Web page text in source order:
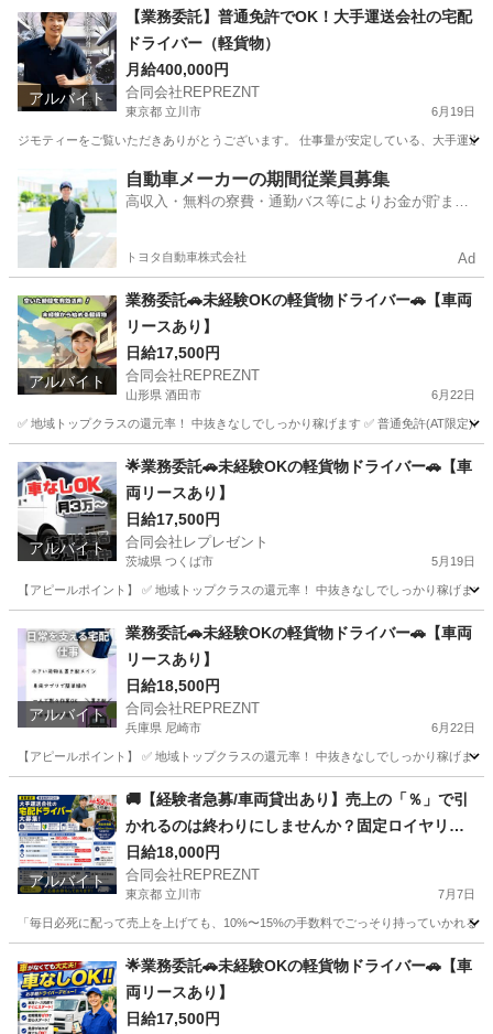
物流 荷物
アルバイト
【業務委託】普通免許でOK！大手運送会社の宅配
ドライバー（軽貨物）
月給400,000円
合同会社REPREZNT
東京都 立川市 6月19日
ジモティーをご覧いただきありがとうございます。 仕事量が安定している、大手運
物流 貨物
自動車メーカーの期間従業員募集
高収入・無料の寮費・通勤バス等によりお金が貯まり
トヨタ自動車株式会社 Ad
アルバイト
業務委託🚗未経験OKの軽貨物ドライバー🚗【車両
リースあり】
日給17,500円
合同会社REPREZNT
山形県 酒田市 6月22日
✅ 地域トップクラスの還元率！ 中抜きなしでしっかり稼げます ✅ 普通免許(AT限定)1
物流 荷物
アルバイト
🌟業務委託🚗未経験OKの軽貨物ドライバー🚗【車
両リースあり】
日給17,500円
合同会社レプレゼント
茨城県 つくば市 5月19日
【アピールポイント】 ✅ 地域トップクラスの還元率！ 中抜きなしでしっかり稼げま
物流 荷物
アルバイト
業務委託🚗未経験OKの軽貨物ドライバー🚗【車両
リースあり】
日給18,500円
合同会社REPREZNT
兵庫県 尼崎市 6月22日
【アピールポイント】 ✅ 地域トップクラスの還元率！ 中抜きなしでしっかり稼げま
物流 荷物
アルバイト
🚚【経験者急募/車両貸出あり】売上の「％」で引
かれるのは終わりにしませんか？固定ロイヤリテ
ィ1日1000円で手取りを最大化！🔥
日給18,000円
合同会社REPREZNT
東京都 立川市 7月7日
「毎日必死に配って売上を上げても、10%〜15%の手数料でごっそり持っていかれ
物流 ロイヤリティ
🌟業務委託🚗未経験OKの軽貨物ドライバー🚗【車
両リースあり】
日給17,500円